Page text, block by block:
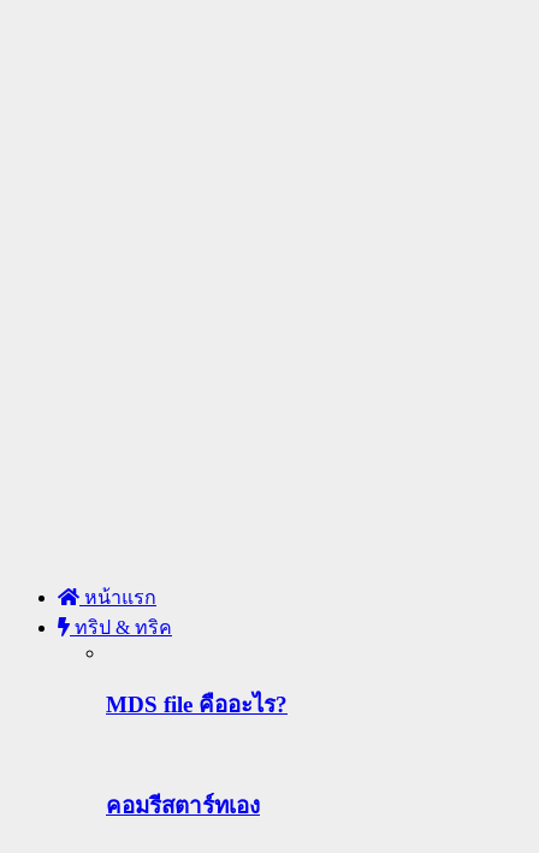
หน้าแรก
ทริป & ทริค
MDS file คืออะไร?
คอมรีสตาร์ทเอง